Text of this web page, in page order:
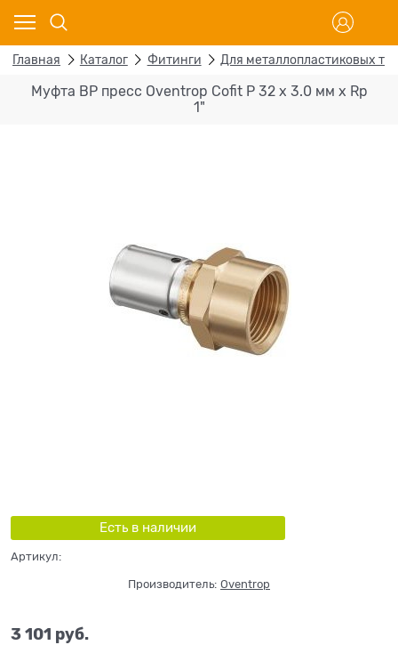
Главная Каталог Фитинги Для металлопластиковых
Муфта ВР пресс Oventrop Cofit P 32 х 3.0 мм х Rp
1"
Есть в наличии
Артикул:
Производитель: Oventrop
3 101 руб.